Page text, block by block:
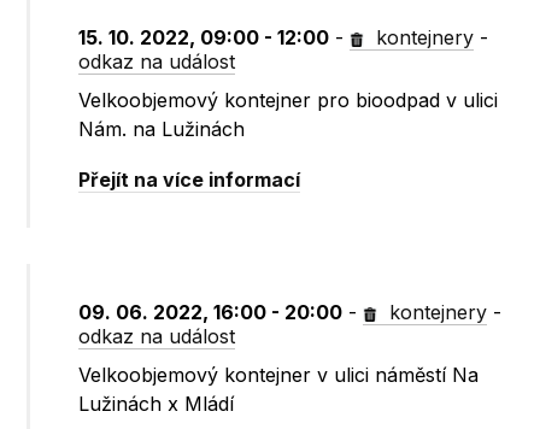
15. 10. 2022, 09:00 - 12:00 - kontejnery -
odkaz na událost
Velkoobjemový kontejner pro bioodpad v ulici
Nám. na Lužinách
Přejít na více informací
09. 06. 2022, 16:00 - 20:00 - kontejnery -
odkaz na událost
Velkoobjemový kontejner v ulici náměstí Na
Lužinách x Mládí